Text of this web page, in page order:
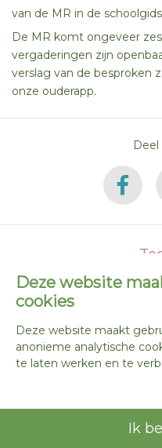
Deze website
cookies
Deze website maakt
anonieme analytische
te laten werken en te
Ik
van de MR in de
De MR komt ongeveer
vergaderingen zijn
verslag van de besproken
onze ouderapp.